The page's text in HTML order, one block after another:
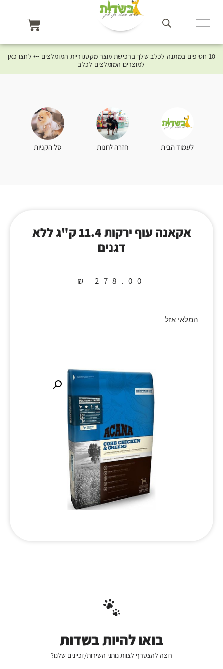
10 חטיפים במתנה לכלב שלך ברכישת מוצר מקטגוריית המומלצים ⤎ לחצו כאן
למוצרים המומלצים לכלב
לעמוד הבית חזרה לחנות סל הקניות
אקאנה עוף ירקות 11.4 ק"ג ללא
דגנים
₪ 278.00
המלאי אזל
בואו להיות בשדות
רוצה להצטרף לצוות נותני השירות/זכיינים שלנו?